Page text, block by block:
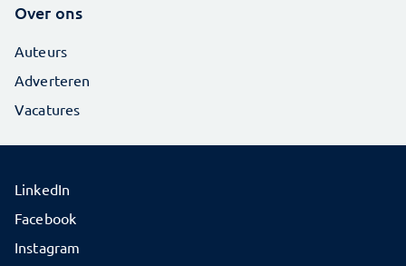
Over ons
Auteurs
Adverteren
Vacatures
LinkedIn
Facebook
Instagram